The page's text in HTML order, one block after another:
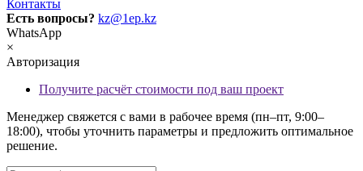
Контакты
Есть вопросы? kz@1ep.kz
WhatsApp
×
Авторизация
Получите расчёт стоимости под ваш проект
Менеджер свяжется с вами в рабочее время (пн–пт, 9:00–
18:00), чтобы уточнить параметры и предложить оптимальное
решение.